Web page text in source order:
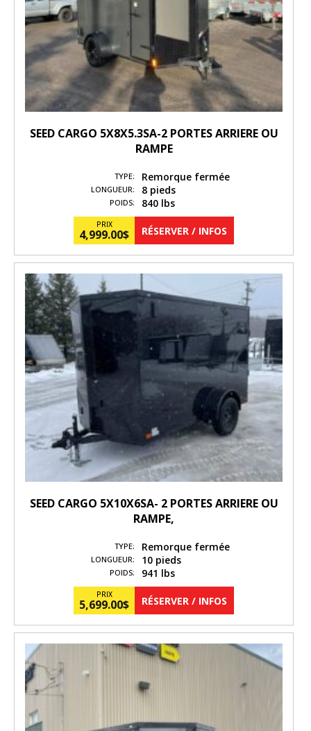
SEED CARGO 5X8X5.3SA-2 PORTES ARRIERE OU
RAMPE
TYPE: Remorque fermée
LONGUEUR: 8 pieds
POIDS: 840 lbs
PRIX
4,999.00$ RÉSERVER / INFOS
SEED CARGO 5X10X6SA- 2 PORTES ARRIERE OU
RAMPE,
TYPE: Remorque fermée
LONGUEUR: 10 pieds
POIDS: 941 lbs
PRIX
5,699.00$ RÉSERVER / INFOS